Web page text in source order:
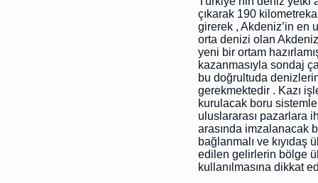
çıkarak 190
girerek , Akdeniz’in en
orta denizi olan
yeni bir ortam
kazanmasıyla sondaj
bu doğrultuda
gerekmektedir . Kazı
kurulacak boru
uluslararası pazarlara
arasında imzalanacak
bağlanmalı ve
edilen gelirlerin bölge
kullanılmasına dikkat